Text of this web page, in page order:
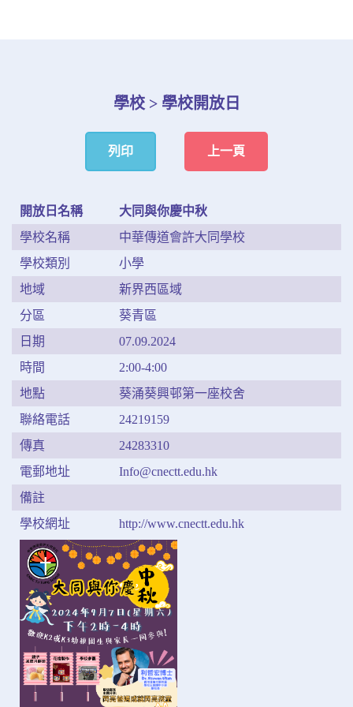
學校 > 學校開放日
列印 上一頁
開放日名稱
大同與你慶中秋
學校名稱
中華傳道會許大同學校
學校類別
小學
地域
新界西區域
分區
葵青區
日期
07.09.2024
時間
2:00-4:00
地點
葵涌葵興邨第一座校舍
聯絡電話
24219159
傳真
24283310
電郵地址
Info@cnectt.edu.hk
備註
學校網址
http://www.cnectt.edu.hk